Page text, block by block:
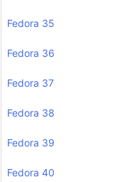
Fedora 35
Fedora 36
Fedora 37
Fedora 38
Fedora 39
Fedora 40